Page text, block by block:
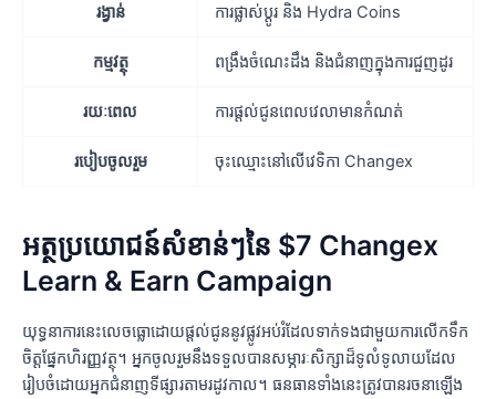
រង្វាន់ ការផ្លាស់ប្តូរ និង Hydra Coins
កម្មវត្ថុ ពង្រឹងចំណេះដឹង និងជំនាញក្នុងការជួញដូរ
រយៈពេល ការផ្តល់ជូនពេលវេលាមានកំណត់
របៀបចូលរួម ចុះឈ្មោះនៅលើវេទិកា Changex
អត្ថប្រយោជន៍សំខាន់ៗនៃ $7 Changex
Learn & Earn Campaign
យុទ្ធនាការនេះលេចធ្លោដោយផ្តល់ជូននូវផ្លូវអប់រំដែលទាក់ទងជាមួយការលើកទឹក
ចិត្តផ្នែកហិរញ្ញវត្ថុ។ អ្នកចូលរួមនឹងទទួលបានសម្ភារៈសិក្សាដ៏ទូលំទូលាយដែល
រៀបចំដោយអ្នកជំនាញទីផ្សារតាមរដូវកាល។ ធនធានទាំងនេះត្រូវបានរចនាឡើង